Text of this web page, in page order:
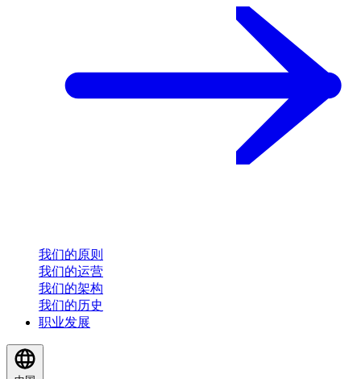
我们的原则
我们的运营
我们的架构
我们的历史
职业发展